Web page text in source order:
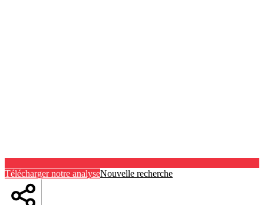
Télécharger notre analyseNouvelle recherche